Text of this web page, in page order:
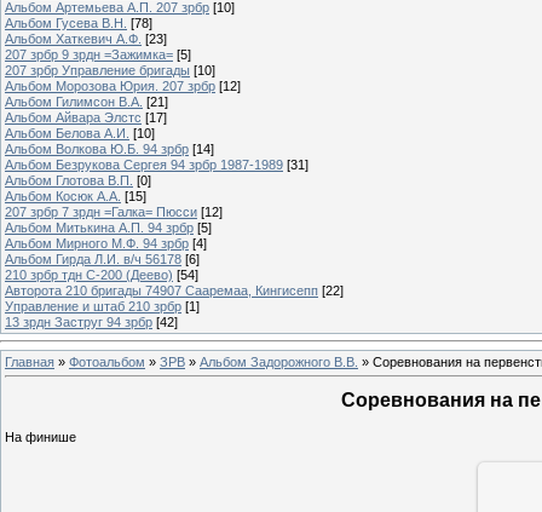
Альбом Артемьева А.П. 207 зрбр [10]
Альбом Гусева В.Н. [78]
Альбом Хаткевич А.Ф. [23]
207 зрбр 9 зрдн =Зажимка= [5]
207 зрбр Управление бригады [10]
Альбом Морозова Юрия. 207 зрбр [12]
Альбом Гилимсон В.А. [21]
Альбом Айвара Элстс [17]
Альбом Белова А.И. [10]
Альбом Волкова Ю.Б. 94 зрбр [14]
Альбом Безрукова Сергея 94 зрбр 1987-1989 [31]
Альбом Глотова В.П. [0]
Альбом Косюк А.А. [15]
207 зрбр 7 зрдн =Галка= Пюсси [12]
Альбом Митькина А.П. 94 зрбр [5]
Альбом Мирного М.Ф. 94 зрбр [4]
Альбом Гирда Л.И. в/ч 56178 [6]
210 зрбр тдн С-200 (Деево) [54]
Авторота 210 бригады 74907 Сааремаа, Кингисепп [22]
Управление и штаб 210 зрбр [1]
13 зрдн Заструг 94 зрбр [42]
Главная » Фотоальбом » ЗРВ » Альбом Задорожного В.В. » Соревнования на
Соревнования на
На финише